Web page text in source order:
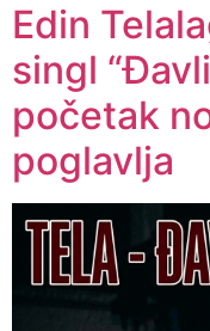
Edin
singl
početak
poglavlja